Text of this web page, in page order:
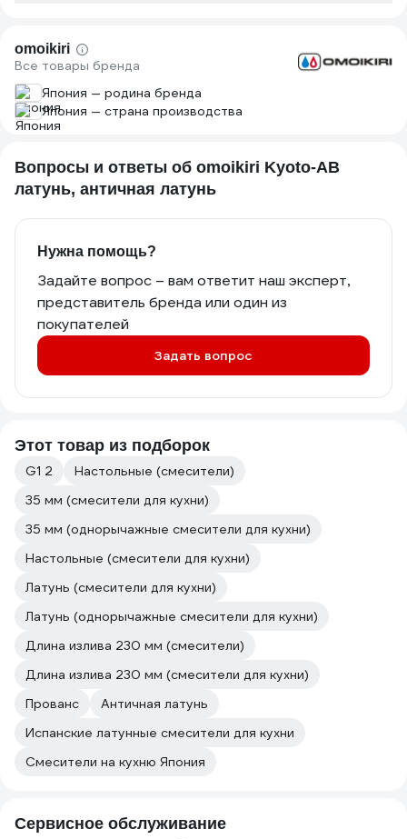
omoikiri
Все товары бренда
Япония — родина бренда
Япония — страна производства
Вопросы и ответы об omoikiri Kyoto-AB
латунь, античная латунь
Нужна помощь?
Задайте вопрос – вам ответит наш эксперт,
представитель бренда или один из
покупателей
Задать вопрос
Этот товар из подборок
G1 2
Настольные (смесители)
35 мм (смесители для кухни)
35 мм (однорычажные смесители для кухни)
Настольные (смесители для кухни)
Латунь (смесители для кухни)
Латунь (однорычажные смесители для кухни)
Длина излива 230 мм (смесители)
Длина излива 230 мм (смесители для кухни)
Прованс
Античная латунь
Испанские латунные смесители для кухни
Смесители на кухню Япония
Сервисное обслуживание